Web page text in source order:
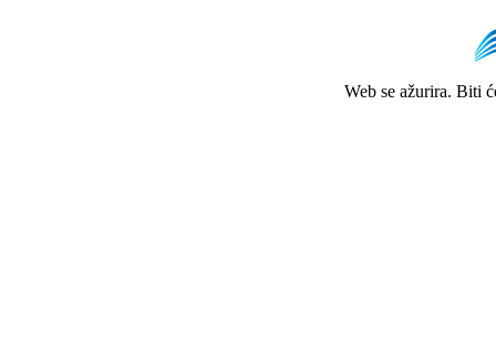
Web se ažurira. Biti